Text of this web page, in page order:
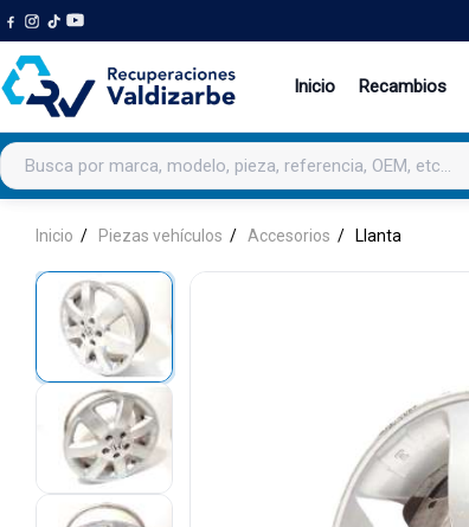
Inicio Recambios
Buscar productos
Inicio Piezas vehículos Accesorios Llanta